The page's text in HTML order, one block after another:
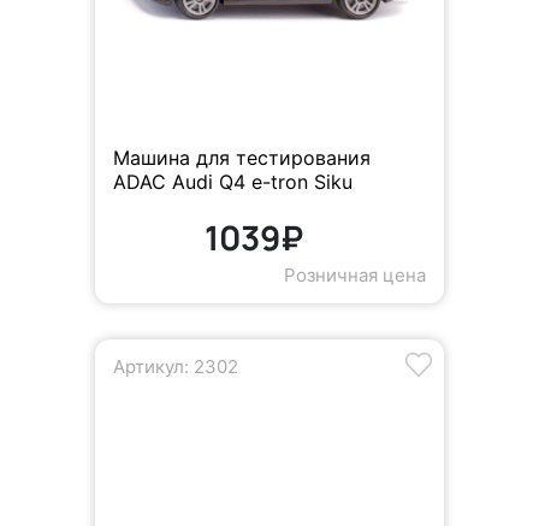
Машина для тестирования
ADAC Audi Q4 e-tron Siku
1039₽
Розничная цена
Артикул: 2302